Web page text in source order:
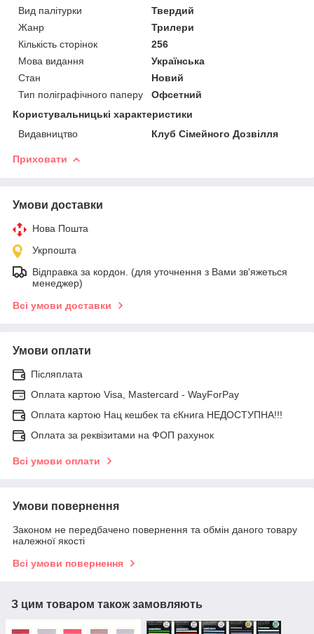
Вид палітурки
Твердий
Жанр
Трилери
Кількість сторінок
256
Мова видання
Українська
Стан
Новий
Тип поліграфічного паперу
Офсетний
Користувальницькі характеристики
Видавництво
Клуб Сімейного Дозвілля
Приховати
Умови доставки
Нова Пошта
Укрпошта
Відправка за кордон. (для уточнення з Вами зв'яжеться
менеджер)
Всі умови доставки
Умови оплати
Післяплата
Оплата картою Visa, Mastercard - WayForPay
Оплата картою Нац кешбек та єКнига НЕДОСТУПНА!!!
Оплата за реквізитами на ФОП рахунок
Всі умови оплати
Умови повернення
Законом не передбачено повернення та обмін даного товару
належної якості
Всі умови повернення
З цим товаром також замовляють